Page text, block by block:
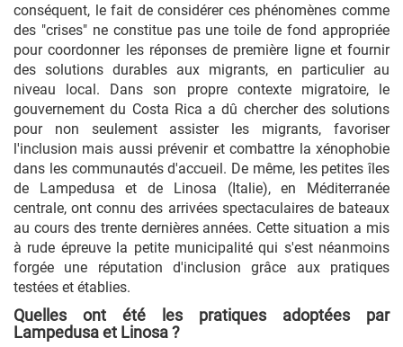
conséquent, le fait de considérer ces phénomènes comme
des "crises" ne constitue pas une toile de fond appropriée
pour coordonner les réponses de première ligne et fournir
des solutions durables aux migrants, en particulier au
niveau local. Dans son propre contexte migratoire, le
gouvernement du Costa Rica a dû chercher des solutions
pour non seulement assister les migrants, favoriser
l'inclusion mais aussi prévenir et combattre la xénophobie
dans les communautés d'accueil. De même, les petites îles
de Lampedusa et de Linosa (Italie), en Méditerranée
centrale, ont connu des arrivées spectaculaires de bateaux
au cours des trente dernières années. Cette situation a mis
à rude épreuve la petite municipalité qui s'est néanmoins
forgée une réputation d'inclusion grâce aux pratiques
testées et établies.
Quelles ont été les pratiques adoptées par
Lampedusa et Linosa ?